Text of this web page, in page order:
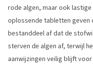
rode algen, maar ook
oplossende tabletten
bestanddeel af dat de
sterven de algen af, terwijl
aanwijzingen veilig blijft